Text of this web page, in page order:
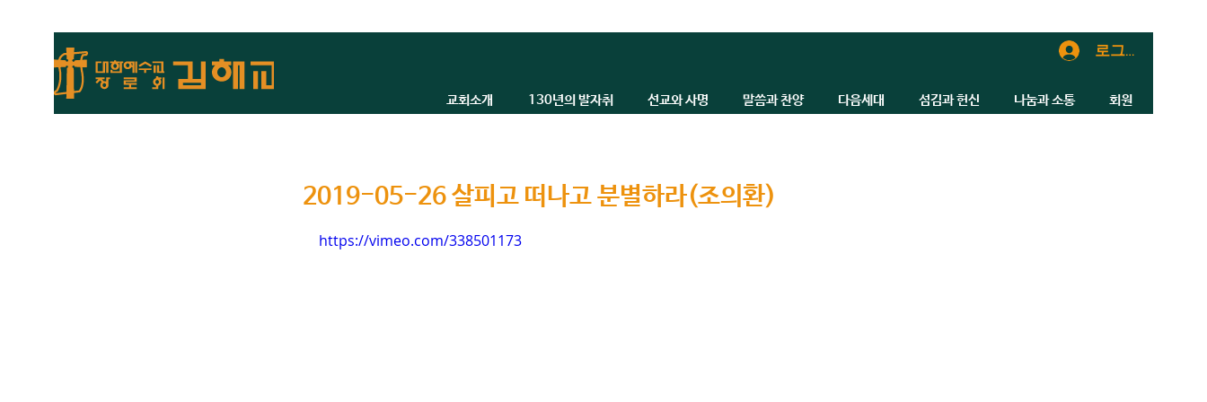
로그인
교회소개 130년의 발자취 선교와 사명 말씀과 찬양 다음세대 섬김과 헌신 나눔과 소통 회원
2019-05-26 살피고 떠나고 분별하라(조의환)
https://vimeo.com/338501173